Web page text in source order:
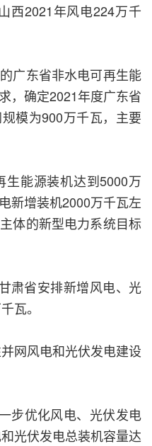
西2021年风电224万千
广东省非水电可再生能
，确定2021年度广东省
模为900万千瓦，主要
生能源装机达到5000万
新增装机2000万千瓦左
体的新型电力系统目标
肃省安排新增风电、光
瓦。
网风电和光伏发电建设
步优化风电、光伏发电
光伏发电总装机容量达